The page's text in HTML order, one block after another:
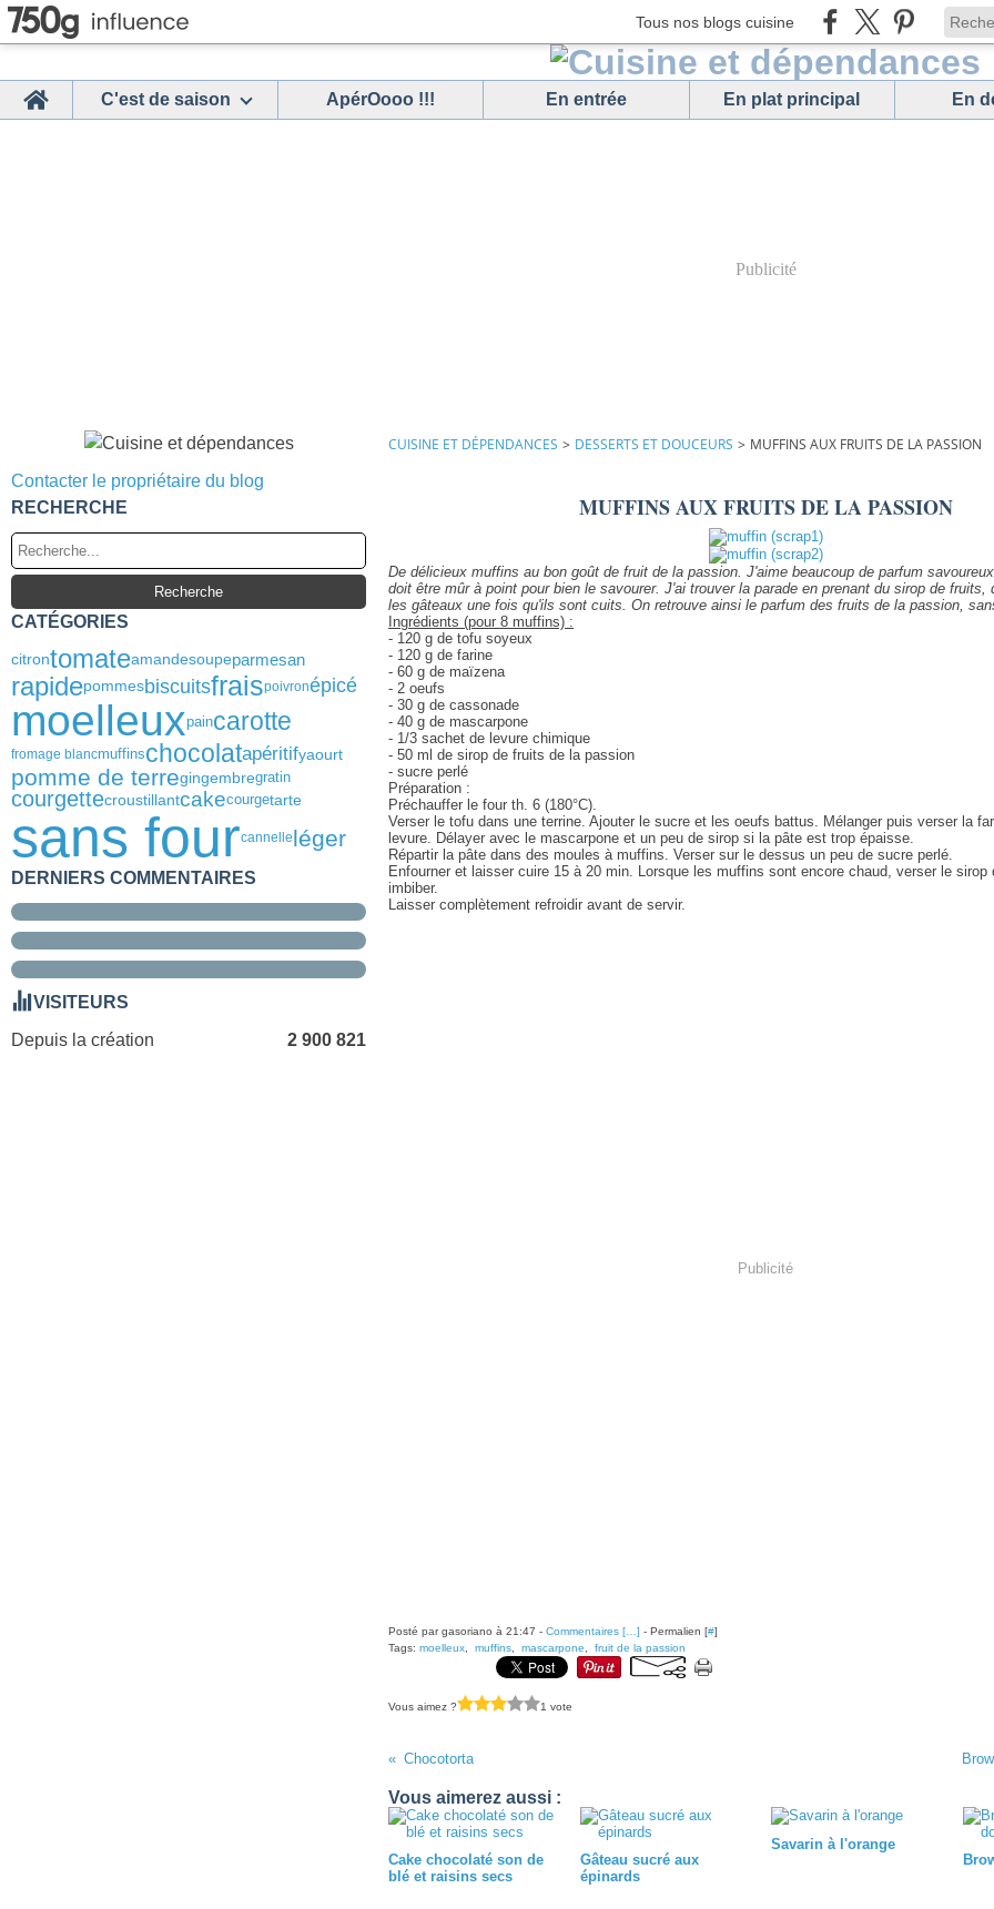
Tous nos blogs cuisine
Home
C'est de saison ApérOooo !!! En entrée En plat principal En
Publicité
Contacter le propriétaire du blog
RECHERCHE
CATÉGORIES
citrontomateamandesoupeparmesan
rapidepommesbiscuitsfraispoivronépicé
moelleuxpaincarotte
fromage blancmuffinschocolatapéritifyaourt
pomme de terregingembregratin
courgettecroustillantcakecourgetarte
sans fourcannelleléger
DERNIERS COMMENTAIRES
VISITEURS
Depuis la création
2 900 821
CUISINE ET DÉPENDANCES > DESSERTS ET DOUCEURS > MUFFINS AUX FRUITS DE LA PASSION
MUFFINS AUX FRUITS DE LA PASSION
De délicieux muffins au bon goût de fruit de la passion. J'aime beaucoup de parfum
doit être mûr à point pour bien le savourer. J'ai trouver la parade en prenant du sirop de fruits,
les gâteaux une fois qu'ils sont cuits. On retrouve ainsi le parfum des fruits de la passion,
Ingrédients (pour 8 muffins) :
- 120 g de tofu soyeux
- 120 g de farine
- 60 g de maïzena
- 2 oeufs
- 30 g de cassonade
- 40 g de mascarpone
- 1/3 sachet de levure chimique
- 50 ml de sirop de fruits de la passion
- sucre perlé
Préparation :
Préchauffer le four th. 6 (180°C).
Verser le tofu dans une terrine. Ajouter le sucre et les oeufs battus. Mélanger puis verser la
levure. Délayer avec le mascarpone et un peu de sirop si la pâte est trop épaisse.
Répartir la pâte dans des moules à muffins. Verser sur le dessus un peu de sucre perlé.
Enfourner et laisser cuire 15 à 20 min. Lorsque les muffins sont encore chaud, verser le sirop
imbiber.
Laisser complètement refroidir avant de servir.
Publicité
Posté par gasoriano à 21:47 - Commentaires [ ] - Permalien [#]
Tags: moelleux muffins mascarpone fruit de la passion
Vous aimez ? 1 vote
Chocotorta
Vous aimerez aussi :
Cake chocolaté son de
blé et raisins secs
Gâteau sucré aux
épinards
Savarin à l'orange